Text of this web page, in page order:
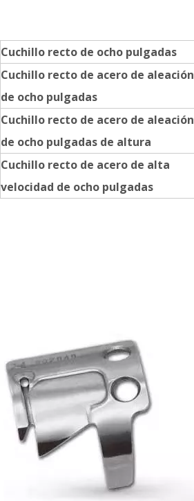
Cuchillo recto de ocho pulgadas
Cuchillo recto de acero de aleación
de ocho pulgadas
Cuchillo recto de acero de aleación
de ocho pulgadas de altura
Cuchillo recto de acero de alta
velocidad de ocho pulgadas